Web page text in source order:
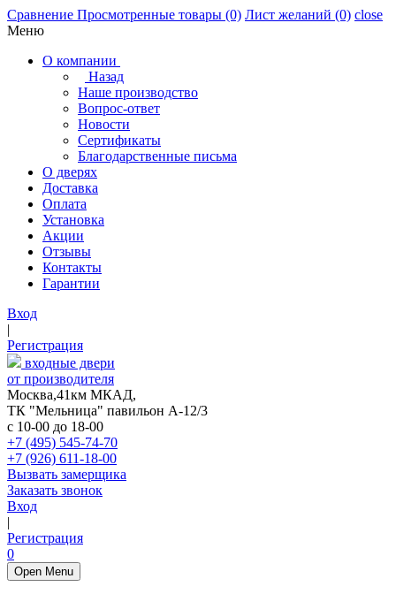
Сравнение Просмотренные товары (0) Лист желаний (0) close
Меню
О компании
Назад
Наше производство
Вопрос-ответ
Новости
Сертификаты
Благодарственные письма
О дверях
Доставка
Оплата
Установка
Акции
Отзывы
Контакты
Гарантии
Вход
|
Регистрация
входные двери
от производителя
Москва,41км МКАД,
ТК "Мельница" павильон А-12/3
с 10-00 до 18-00
+7 (495) 545-74-70
+7 (926) 611-18-00
Вызвать замерщика
Заказать звонок
Вход
|
Регистрация
0
Open Menu